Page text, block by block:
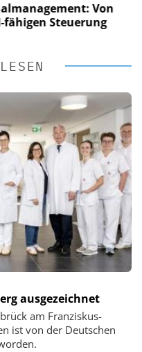
Von
Steuerung
ausgezeichnet
am Franziskus-
ist von der Deutschen